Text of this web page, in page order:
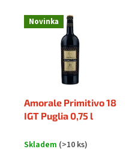
Novinka
Amorale Primitivo 18
IGT Puglia 0,75 l
Skladem (>10 ks)